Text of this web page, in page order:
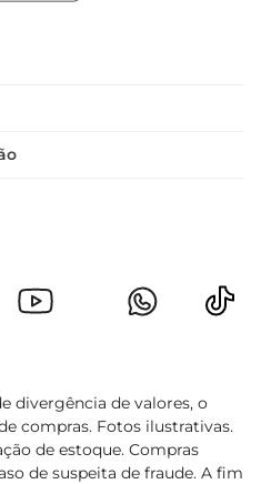
praticidade sem abrir
massa é um ingrediente
o verdadeiro sabor da
divergência de valores, o
compras. Fotos ilustrativas.
de estoque. Compras
de suspeita de fraude. A fim